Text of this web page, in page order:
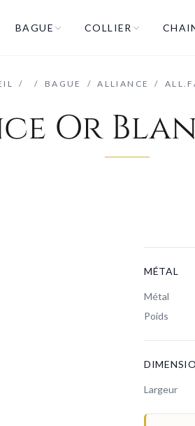
BAGUE COLLIER
/ / BAGUE / ALLIANCE /
Or
MÉTAL
Métal
Poids
Largeur